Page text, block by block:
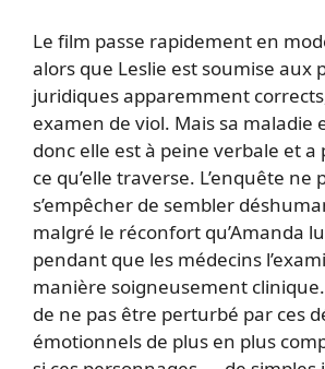
Le film passe rapidement en
alors que Leslie est soumise aux
juridiques apparemment
examen de viol. Mais sa maladie
donc elle est à peine verbale et a
ce qu’elle traverse. L’enquête ne
s’empêcher de sembler
malgré le réconfort qu’Amanda
pendant que les médecins
manière soigneusement
de ne pas être perturbé par ces
émotionnels de plus en plus